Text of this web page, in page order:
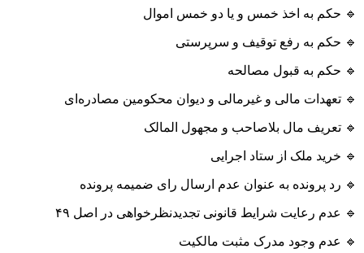
🔹 حکم به اخذ خمس و یا دو خمس اموال
🔹 حکم به رفع توقیف و سرپرستی
🔹 حکم به قبول مصالحه
🔹 تعهدات مالی و غیرمالی و دیوان محکومین مصادره‌ای
🔹 تعریف مال بلاصاحب و مجهول المالک
🔹 خرید ملک از ستاد اجرایی
🔹 رد پرونده به عنوان عدم ارسال رای ضمیمه پرونده
🔹 عدم رعایت شرایط قانونی تجدیدنظرخواهی در اصل ۴۹
🔹 عدم وجود مدرک مثبت مالکیت